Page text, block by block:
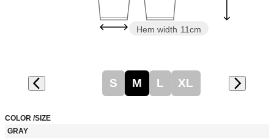
Hem width 11cm
S M L XL
COLOR SIZE
GRAY